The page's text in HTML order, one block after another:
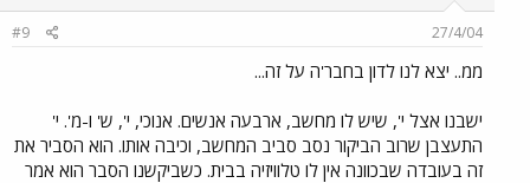
27/4/04
#9
ממ.. יצא לנו לדון בחבר'ה על זה...
ישבנו אצל י', שיש לו מחשב, ארבעה אנשים. אנוכי, י', ש' ו-מ'. י'
התעצבן שרוב הביקור נסב סביב המחשב, וכיבה אותו. הוא הסביר את
זה בעובדה שבכוונה אין לו טלוויזיה בבית. כשביקשנו הסבר הוא אמר